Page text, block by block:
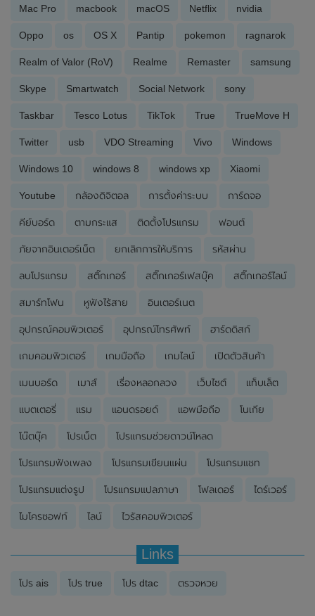
Mac Pro macbook macOS Netflix nvidia
Oppo os OS X Pantip pokemon ragnarok
Realm of Valor (RoV) Realme Remaster samsung
Skype Smartwatch Social Network sony
Taskbar Tesco Lotus TikTok True TrueMove H
Twitter usb VDO Streaming Vivo Windows
Windows 10 windows 8 windows xp Xiaomi
Youtube กล้องดิจิตอล การตั้งค่าระบบ การ์ดจอ
คีย์บอร์ด ตามกระแส ติดตั้งโปรแกรม ฟอนต์
ภัยจากอินเตอร์เน็ต ยกเลิกการให้บริการ รหัสผ่าน
ลบโปรแกรม สติ๊กเกอร์ สติ๊กเกอร์เฟสบุ๊ค สติ๊กเกอร์ไลน์
สมาร์ทโฟน หูฟังไร้สาย อินเตอร์เนต
อุปกรณ์คอมพิวเตอร์ อุปกรณ์โทรศัพท์ ฮาร์ดดิสก์
เกมคอมพิวเตอร์ เกมมือถือ เกมไลน์ เปิดตัวสินค้า
เมนบอร์ด เมาส์ เรื่องหลอกลวง เว็บไซต์ แท็บเล็ต
แบตเตอรี่ แรม แอนดรอยด์ แอพมือถือ โนเกีย
โน๊ตบุ๊ค โปรเน็ต โปรแกรมช่วยดาวน์โหลด
โปรแกรมฟังเพลง โปรแกรมเขียนแผ่น โปรแกรมแชท
โปรแกรมแต่งรูป โปรแกรมแปลภาษา โฟลเดอร์ ไดร์เวอร์
ไมโครซอฟท์ ไลน์ ไวรัสคอมพิวเตอร์
Links
โปร ais โปร true โปร dtac ตรวจหวย